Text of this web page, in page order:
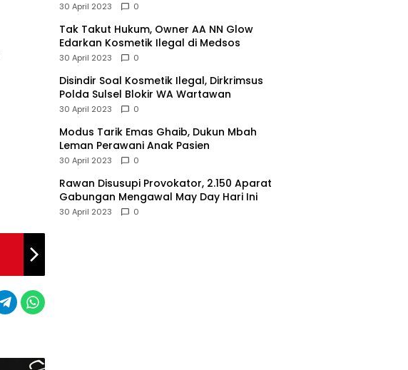
30 April 2023 0
Tak Takut Hukum, Owner AA NN Glow
Edarkan Kosmetik Ilegal di Medsos
30 April 2023 0
Disindir Soal Kosmetik Ilegal, Dirkrimsus
Polda Sulsel Blokir WA Wartawan
30 April 2023 0
Modus Tarik Emas Ghaib, Dukun Mbah
Leman Perawani Anak Pasien
30 April 2023 0
Rawan Disusupi Provokator, 2.150 Aparat
Gabungan Mengawal May Day Hari Ini
30 April 2023 0